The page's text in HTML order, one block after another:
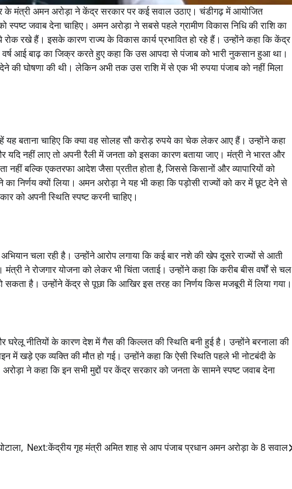
के मंत्री अमन अरोड़ा ने केंद्र सरकार पर कई सवाल उठाए। चंडीगढ़ में आयोजित
स्पष्ट जवाब देना चाहिए। अमन अरोड़ा ने सबसे पहले ग्रामीण विकास निधि की राशि का
रखे हैं। इसके कारण राज्य के विकास कार्य प्रभावित हो रहे हैं। उन्होंने कहा कि केंद्र
वर्ष आई बाढ़ का जिक्र करते हुए कहा कि उस आपदा से पंजाब को भारी नुकसान हुआ था।
की घोषणा की थी। लेकिन अभी तक उस राशि में से एक भी रुपया पंजाब को नहीं मिला
यह बताना चाहिए कि क्या वह सोलह सौ करोड़ रुपये का चेक लेकर आए हैं। उन्होंने कहा
नहीं लाए तो अपनी रैली में जनता को इसका कारण बताया जाए। मंत्री ने भारत और
बल्कि एकतरफा आदेश जैसा प्रतीत होता है, जिससे किसानों और व्यापारियों को
क्यों लिया। अमन अरोड़ा ने यह भी कहा कि पड़ोसी राज्यों को कर में छूट देने से
को अपनी स्थिति स्पष्ट करनी चाहिए।
चला रही है। उन्होंने आरोप लगाया कि कई बार नशे की खेप दूसरे राज्यों से आती
ने रोजगार योजना को लेकर भी चिंता जताई। उन्होंने कहा कि करीब बीस वर्षों से चल
सकता है। उन्होंने केंद्र से पूछा कि आखिर इस तरह का निर्णय किस मजबूरी में लिया गया।
नीतियों के कारण देश में गैस की किल्लत की स्थिति बनी हुई है। उन्होंने बरनाला की
खड़े एक व्यक्ति की मौत हो गई। उन्होंने कहा कि ऐसी स्थिति पहले भी नोटबंदी के
ने कहा कि इन सभी मुद्दों पर केंद्र सरकार को जनता के सामने स्पष्ट जवाब देना
Next:केंद्रीय गृह मंत्री अमित शाह से आप पंजाब प्रधान अमन अरोड़ा के 8 सवाल